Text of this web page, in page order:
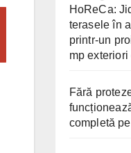
HoReCa:
terasele în
printr-un
mp
Fără
completă